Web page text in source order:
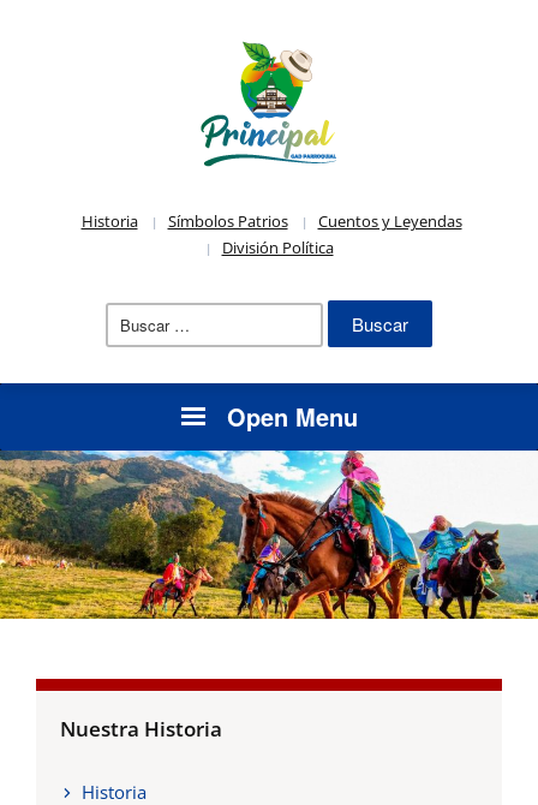
Historia Símbolos Patrios
Cuentos y Leyendas
División Política
Buscar:
Open Menu
Nuestra Historia
Historia